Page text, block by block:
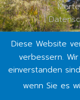
|
Diese Website
verbessern.
einverstanden
wenn Sie es